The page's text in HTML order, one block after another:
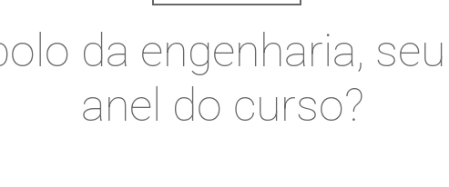
da engenharia,
anel do curso?